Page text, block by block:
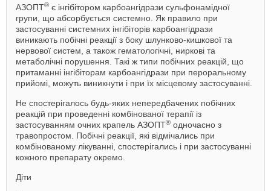
АЗОПТ® є інгібітором карбоангідрази сульфонамідної
групи, що абсорбується системно. Як правило при
застосуванні системних інгібіторів карбоангідрази
виникають побічні реакції з боку шлунково-кишкової та
нервової систем, а також гематологічні, ниркові та
метаболічні порушення. Такі ж типи побічних реакцій, що
притаманні інгібіторам карбоангідрази при пероральному
прийомі, можуть виникнути і при їх місцевому застосуванні.
Не спостерігалось будь-яких непередбачених побічних
реакцій при проведенні комбінованої терапії із
застосуванням очних крапель АЗОПТ® одночасно з
травопростом. Побічні реакції, які відмічались при
комбінованому лікуванні, спостерігались і при застосуванні
кожного препарату окремо.
Діти